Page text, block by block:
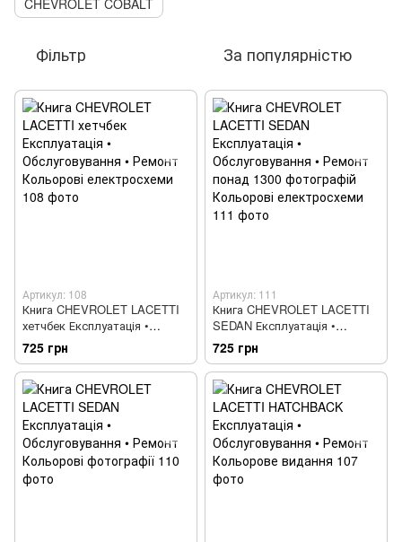
CHEVROLET COBALT
Фільтр За популярністю
Артикул: 108
Книга CHEVROLET LACETTI
хетчбек Експлуатація •
Обслуговування • Ремонт
Кольорові електросхеми
725 грн
Артикул: 111
Книга CHEVROLET LACETTI
SEDAN Експлуатація •
Обслуговування • Ремонт
понад 1300 фотографій
Кольорові електросхеми
725 грн